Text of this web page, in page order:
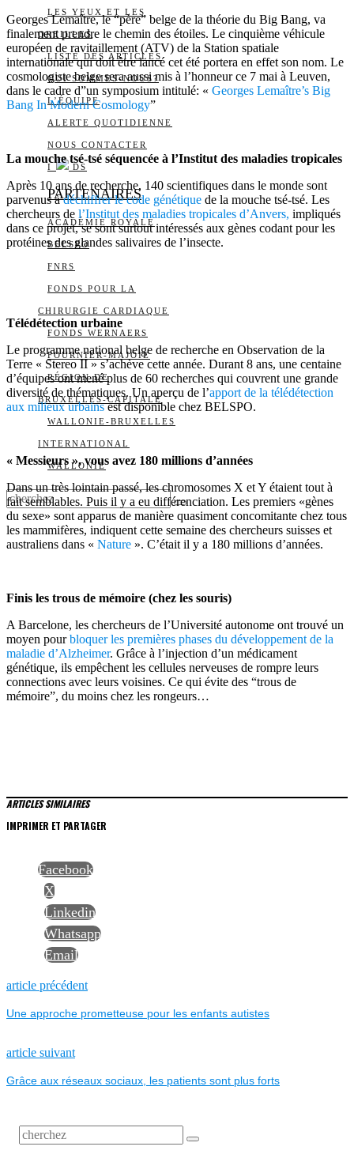
LES YEUX ET LES
OREILLES
LISTE DES ARTICLES
QUI SOMMES-NOUS?
L’ÉQUIPE
ALERTE QUOTIDIENNE
NOUS CONTACTER
I DS
PARTENAIRES
ACADÉMIE ROYALE
BELSPO
FNRS
FONDS POUR LA
CHIRURGIE CARDIAQUE
FONDS WERNAERS
FOURNIER-MAJOIE
RÉGION DE
BRUXELLES-CAPITALE
WALLONIE-BRUXELLES
INTERNATIONAL
WALLONIE
Georges Lemaître, le “père” belge de la théorie du Big Bang, va
finalement prendre le chemin des étoiles. Le cinquième véhicule
européen de ravitaillement (ATV) de la Station spatiale
internationale qui doit être lancé cet été portera en effet son nom. Le
cosmologiste belge sera aussi mis à l’honneur ce 7 mai à Leuven,
dans le cadre d”un symposium intitulé: « Georges Lemaître’s Big
Bang In Modern Cosmology”
La mouche tsé-tsé séquencée à l’Institut des maladies tropicales
Après 10 ans de recherche, 140 scientifiques dans le monde sont
parvenus àdéchiffrer le code génétique de la mouche tsé-tsé. Les
chercheurs de l’Institut des maladies tropicales d’Anvers, impliqués
dans ce projet, se sont surtout intéressés aux gènes codant pour les
protéines des glandes salivaires de l’insecte.
Télédétection urbaine
Le programme national belge de recherche en Observation de la
Terre « Stereo II » s’achève cette année. Durant 8 ans, une centaine
d’équipes ont mené plus de 60 recherches qui couvrent une grande
diversité de thématiques. Un aperçu de l’apport de la télédétection
aux milieux urbainsest disponible chez BELSPO.
« Messieurs », vous avez 180 millions d’années
Dans un très lointain passé, les chromosomes X et Y étaient tout à
fait semblables. Puis il y a eu différenciation. Les premiers «gènes
du sexe» sont apparus de manière quasiment concomitante chez tous
les mammifères, indiquent cette semaine des chercheurs suisses et
australiens dans « Nature ». C’était il y a 180 millions d’années.
Finis les trous de mémoire (chez les souris)
A Barcelone, les chercheurs de l’Université autonome ont trouvé un
moyen pourbloquer les premières phases du développement de la
maladie d’Alzheimer. Grâce à l’injection d’un médicament
génétique, ils empêchent les cellules nerveuses de rompre leurs
connections avec leurs voisines. Ce qui évite des “trous de
mémoire”, du moins chez les rongeurs…
ARTICLES SIMILAIRES
IMPRIMER ET PARTAGER
Facebook
X
Linkedin
Whatsapp
Email
NAVIGATION
DE
L’ARTICLE
article précédentPrevious
Une approche prometteuse pour les enfants autistes
article suivantNext
Grâce aux réseaux sociaux, les patients sont plus forts